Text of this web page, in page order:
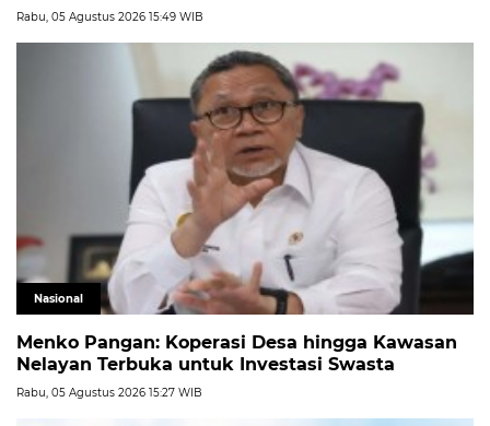
Rabu, 05 Agustus 2026 15:49 WIB
Nasional
Menko Pangan: Koperasi Desa hingga Kawasan
Nelayan Terbuka untuk Investasi Swasta
Rabu, 05 Agustus 2026 15:27 WIB